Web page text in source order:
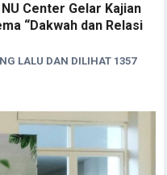
Center Gelar Kajian
“Dakwah dan Relasi
LALU DAN DILIHAT 1357